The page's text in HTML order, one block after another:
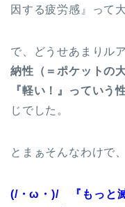
因する疲労感』って
で、どうせあまりル
納性（＝ポケットの
『軽い！』っていう
じでした。
とまぁそんなわけで、
(/・ω・)/ 『もっと